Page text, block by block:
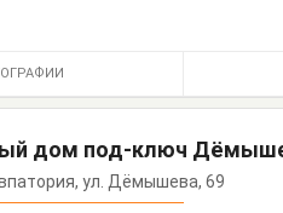
дом под-ключ
ул. Дёмышева, 69